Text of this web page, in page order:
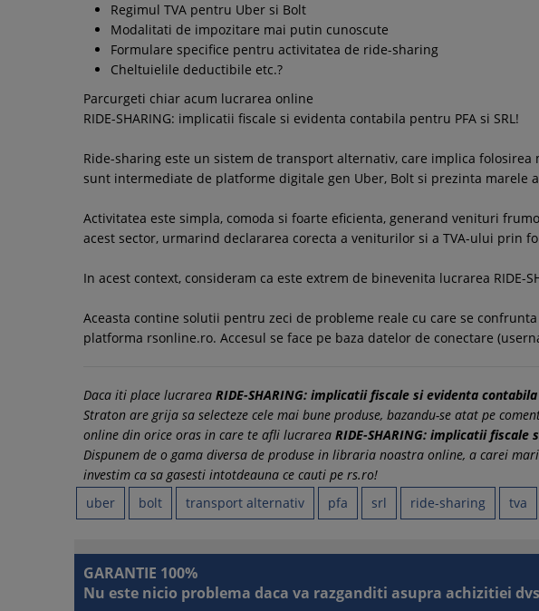
Regimul TVA pentru Uber si Bolt
Modalitati de impozitare mai putin cunoscute
Formulare specifice pentru activitatea de ride-sharing
Cheltuielile deductibile etc.?
Parcurgeti chiar acum lucrarea online
RIDE-SHARING: implicatii fiscale si evidenta contabila pentru PFA si SRL!
Ride-sharing este un sistem de transport alternativ, care implica
sunt intermediate de platforme digitale gen Uber, Bolt si prezinta marele
Activitatea este simpla, comoda si foarte eficienta, generand venituri
acest sector, urmarind declararea corecta a veniturilor si a TVA-ului prin
In acest context, consideram ca este extrem de binevenita lucrarea RIDE-
Aceasta contine solutii pentru zeci de probleme reale cu care se
platforma rsonline.ro. Accesul se face pe baza datelor de conectare
Daca iti place lucrarea RIDE-SHARING: implicatii fiscale si evidenta contabila
Straton are grija sa selecteze cele mai bune produse, bazandu-se atat pe
online din orice oras in care te afli lucrarea RIDE-SHARING: implicatii fiscale
Dispunem de o gama diversa de produse in libraria noastra online, a carei
investim ca sa gasesti intotdeauna ce cauti pe rs.ro!
uber
bolt transport alternativ pfa srl ride-sharing tva
GARANTIE 100%
Nu este nicio problema daca va razganditi asupra achizitiei